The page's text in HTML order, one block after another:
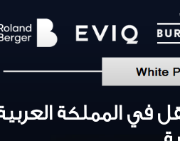
لبناء كفاءات سعودية